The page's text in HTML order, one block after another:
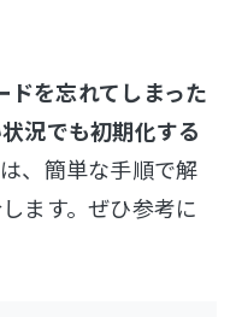
を忘れてしまった
況でも初期化する
、簡単な手順で解
ます。ぜひ参考に